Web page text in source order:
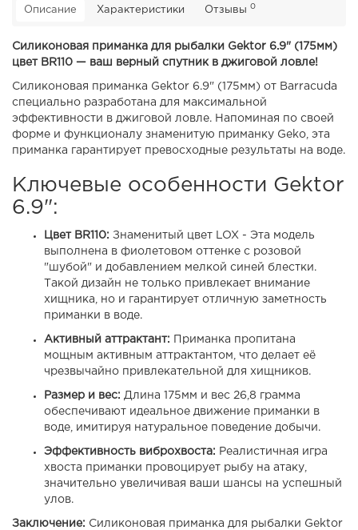
Описание Характеристики Отзывы 0
Силиконовая приманка для рыбалки Gektor 6.9" (175мм)
цвет BR110 — ваш верный спутник в джиговой ловле!
Силиконовая приманка Gektor 6.9" (175мм) от Barracuda
специально разработана для максимальной
эффективности в джиговой ловле. Напоминая по своей
форме и функционалу знаменитую приманку Geko, эта
приманка гарантирует превосходные результаты на воде.
Ключевые особенности Gektor
6.9":
Цвет BR110: Знаменитый цвет LOX - Эта модель
выполнена в фиолетовом оттенке с розовой
"шубой" и добавлением мелкой синей блестки.
Такой дизайн не только привлекает внимание
хищника, но и гарантирует отличную заметность
приманки в воде.
Активный аттрактант: Приманка пропитана
мощным активным аттрактантом, что делает её
чрезвычайно привлекательной для хищников.
Размер и вес: Длина 175мм и вес 26,8 грамма
обеспечивают идеальное движение приманки в
воде, имитируя натуральное поведение добычи.
Эффективность виброхвоста: Реалистичная игра
хвоста приманки провоцирует рыбу на атаку,
значительно увеличивая ваши шансы на успешный
улов.
Заключение: Силиконовая приманка для рыбалки Gektor